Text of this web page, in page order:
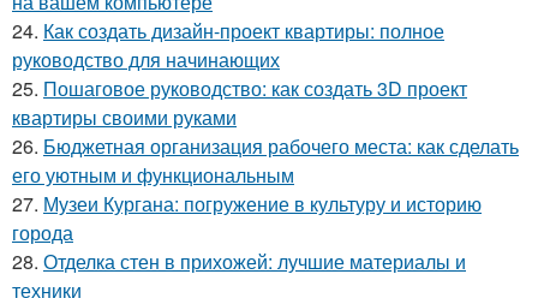
24. Как создать дизайн-проект квартиры: полное
руководство для начинающих
25. Пошаговое руководство: как создать 3D проект
квартиры своими руками
26. Бюджетная организация рабочего места: как сделать
его уютным и функциональным
27. Музеи Кургана: погружение в культуру и историю
города
28. Отделка стен в прихожей: лучшие материалы и
техники